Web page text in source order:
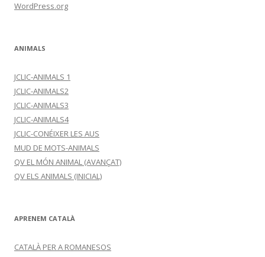
WordPress.org
ANIMALS
JCLIC-ANIMALS 1
JCLIC-ANIMALS2
JCLIC-ANIMALS3
JCLIC-ANIMALS4
JCLIC-CONÉIXER LES AUS
MUD DE MOTS-ANIMALS
QV EL MÓN ANIMAL (AVANÇAT)
QV ELS ANIMALS (INICIAL)
APRENEM CATALÀ
CATALÀ PER A ROMANESOS